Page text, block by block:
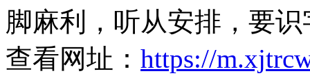
脚麻利，听从安排，要识
查看网址： https://